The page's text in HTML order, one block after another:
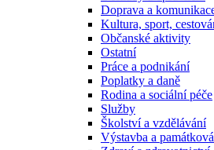
Doprava a
Kultura, sport,
Občanské aktivity
Ostatní
Práce a podnikání
Poplatky a daně
Rodina a sociální péče
Služby
Školství a vzdělávání
Výstavba a